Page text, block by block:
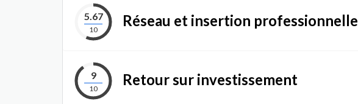
5.67
10
Réseau et insertion professionnelle
9
10
Retour sur investissement